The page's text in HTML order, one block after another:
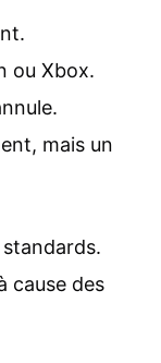
ou Xbox.
mais un
cause des